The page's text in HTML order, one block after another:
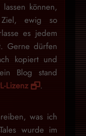
können,
ewig so
es jedem
Gerne dürfen
kopiert und
Blog stand
Lizenz .
was ich
wurde im